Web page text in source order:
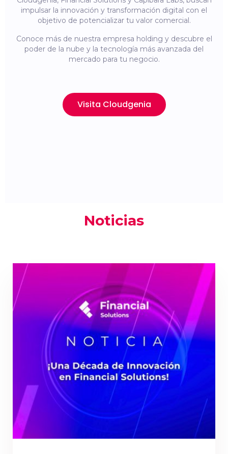
impulsar la innovación y transformación digital con el
objetivo de potencializar tu valor comercial.
Conoce más de nuestra empresa holding y descubre el
poder de la nube y la tecnología más avanzada del
mercado para tu negocio.
Visita Cloudgenia
Noticias